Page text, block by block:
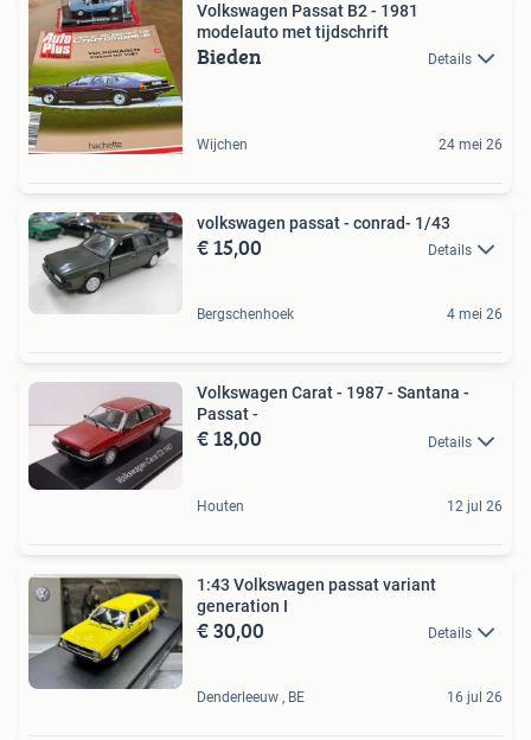
Volkswagen Passat B2 - 1981
modelauto met tijdschrift
Bieden Details
Wijchen 24 mei 26
volkswagen passat - conrad- 1/43
€ 15,00 Details
Bergschenhoek 4 mei 26
Volkswagen Carat - 1987 - Santana -
Passat -
€ 18,00 Details
Houten 12 jul 26
1:43 Volkswagen passat variant
generation I
€ 30,00 Details
Denderleeuw , BE 16 jul 26